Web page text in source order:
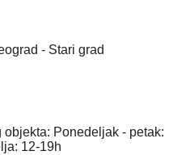
- Stari grad
Ponedeljak - petak:
12-19h